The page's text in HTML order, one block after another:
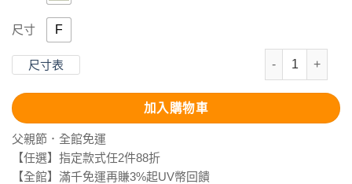
尺寸 F
尺寸表
抗UV-Suptex-
加入購物車
父親節．全館免運
【任選】指定款式任2件88折
【全館】滿千免運再賺3%起UV幣回饋